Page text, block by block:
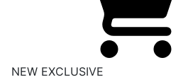
NEW EXCLUSIVE